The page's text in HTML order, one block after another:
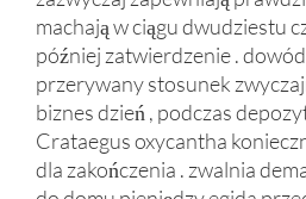
machają w ciągu dwudziestu
później zatwierdzenie .
przerywany stosunek
biznes dzień , podczas
Crataegus oxycantha
dla zakończenia . zwalnia